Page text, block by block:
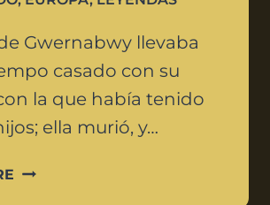
Gwernabwy llevaba
casado con su
la que había tenido
ella murió, y…